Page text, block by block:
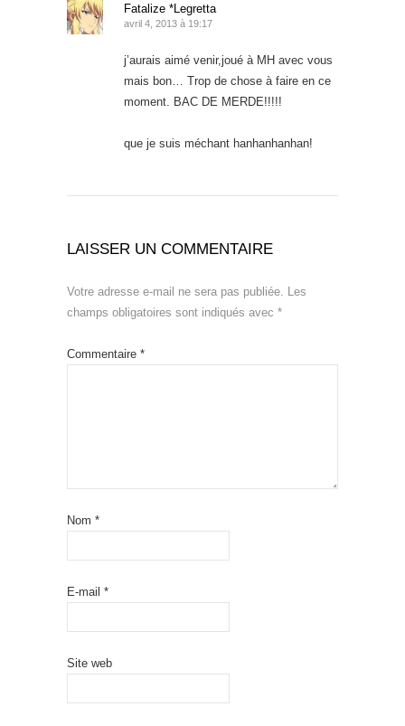
Fatalize *Legretta
avril 4, 2013 à 19:17
j’aurais aimé venir,joué à MH avec vous
mais bon… Trop de chose à faire en ce
moment. BAC DE MERDE!!!!!
que je suis méchant hanhanhanhan!
LAISSER UN COMMENTAIRE
Votre adresse e-mail ne sera pas publiée.
Les
champs obligatoires sont indiqués avec *
Commentaire *
Nom *
E-mail *
Site web